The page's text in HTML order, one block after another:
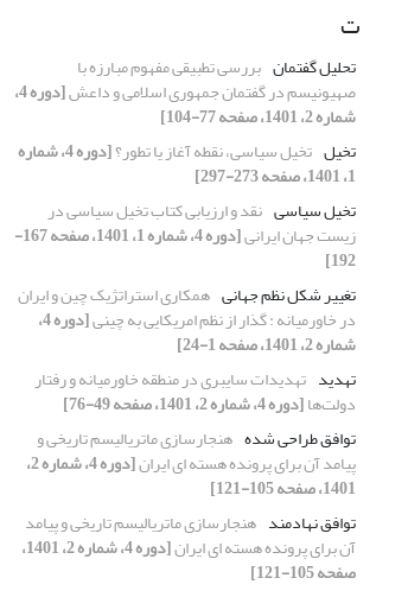
ت
تحلیل گفتمان بررسی تطبیقی مفهوم مبارزه با
صهیونیسم در گفتمان جمهوری اسلامی و داعش [دوره 4،
شماره 2، 1401، صفحه 77-104]
تخیل تخیل سیاسی، نقطه آغاز یا تطور؟ [دوره 4، شماره
1، 1401، صفحه 273-297]
تخیل سیاسی نقد و ارزیابی کتاب تخیل سیاسی در
زیست جهان ایرانی [دوره 4، شماره 1، 1401، صفحه 167-
192]
تغییر شکل نظم جهانی همکاری استراتژیک چین و ایران
در خاورمیانه : گذار از نظم امریکایی به چینی [دوره 4،
شماره 2، 1401، صفحه 1-24]
تهدید تهدیدات سایبری در منطقه خاورمیانه و رفتار‌
دولت‌ها[دوره 4، شماره 2، 1401، صفحه 49-76]
توافق طراحی شده هنجارسازی ماتریالیسم تاریخی و
پیامد آن برای پرونده هسته ای ایران [دوره 4، شماره 2،
1401، صفحه 105-121]
توافق نهادمند هنجارسازی ماتریالیسم تاریخی و پیامد
آن برای پرونده هسته ای ایران [دوره 4، شماره 2، 1401،
صفحه 105-121]